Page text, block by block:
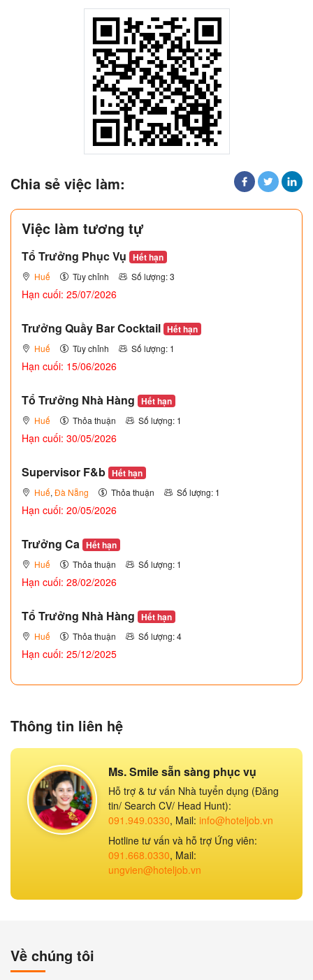
Chia sẻ việc làm:
Việc làm tương tự
Tổ Trưởng Phục Vụ Hết hạn
Huế Tùy chỉnh Số lượng: 3
Hạn cuối: 25/07/2026
Trưởng Quầy Bar Cocktail Hết hạn
Huế Tùy chỉnh Số lượng: 1
Hạn cuối: 15/06/2026
Tổ Trưởng Nhà Hàng Hết hạn
Huế Thỏa thuận Số lượng: 1
Hạn cuối: 30/05/2026
Supervisor F&b Hết hạn
Huế, Đà Nẵng Thỏa thuận Số lượng: 1
Hạn cuối: 20/05/2026
Trưởng Ca Hết hạn
Huế Thỏa thuận Số lượng: 1
Hạn cuối: 28/02/2026
Tổ Trưởng Nhà Hàng Hết hạn
Huế Thỏa thuận Số lượng: 4
Hạn cuối: 25/12/2025
Thông tin liên hệ
Ms. Smile sẵn sàng phục vụ
Hỗ trợ & tư vấn Nhà tuyển dụng (Đăng
tin/ Search CV/ Head Hunt):
091.949.0330, Mail: info@hoteljob.vn
Hotline tư vấn và hỗ trợ Ứng viên:
091.668.0330, Mail:
ungvien@hoteljob.vn
Về chúng tôi